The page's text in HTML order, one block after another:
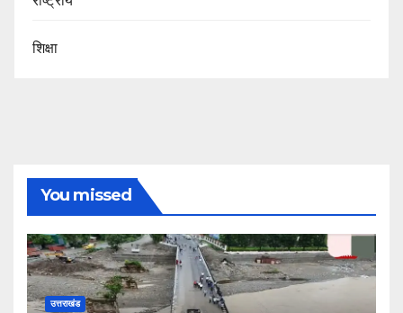
शिक्षा
You missed
उत्तराखंड